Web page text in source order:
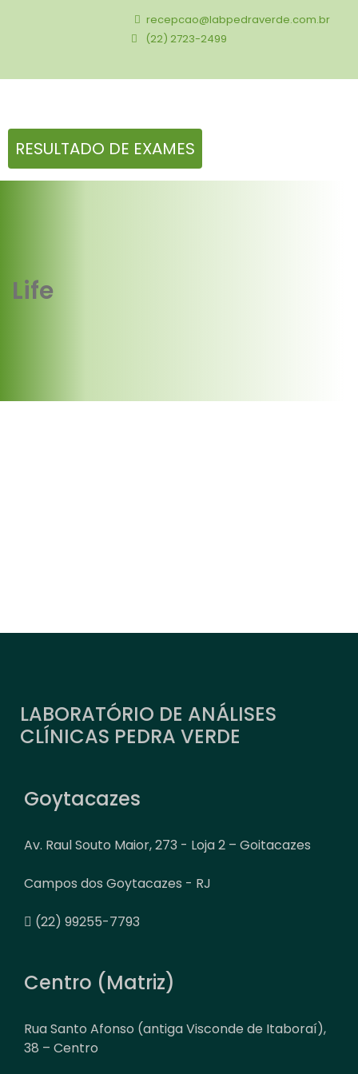
recepcao@labpedraverde.com.br
(22) 2723-2499
RESULTADO DE EXAMES
Life
LABORATÓRIO DE ANÁLISES
CLÍNICAS PEDRA VERDE
Goytacazes
Av. Raul Souto Maior, 273 - Loja 2 – Goitacazes
Campos dos Goytacazes - RJ
(22) 99255-7793
Centro (Matriz)
Rua Santo Afonso (antiga Visconde de Itaboraí),
38 – Centro